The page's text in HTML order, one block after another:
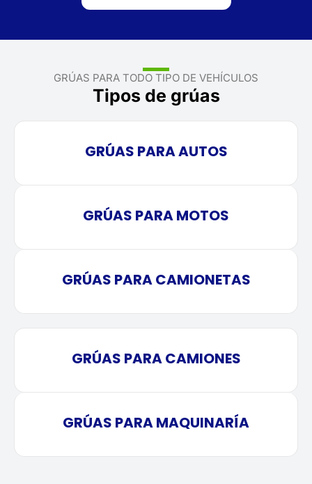
GRÚAS PARA TODO TIPO DE VEHÍCULOS
Tipos de grúas
GRÚAS PARA AUTOS
GRÚAS PARA MOTOS
GRÚAS PARA CAMIONETAS
GRÚAS PARA CAMIONES
GRÚAS PARA MAQUINARÍA